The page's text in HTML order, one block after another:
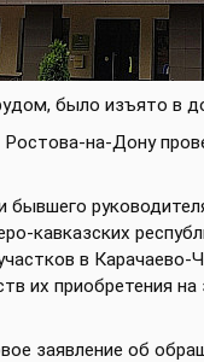
было изъято в
на-Дону
бывшего
кавказских
в
их приобретения
заявление об